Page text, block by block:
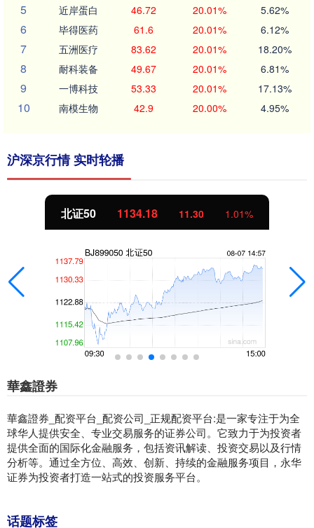
5 近岸蛋白 46.72 20.01% 5.62%
6 毕得医药 61.6 20.01% 6.12%
7 五洲医疗 83.62 20.01% 18.20%
8 耐科装备 49.67 20.01% 6.81%
9 一博科技 53.33 20.01% 17.13%
10 南模生物 42.9 20.00% 4.95%
沪深京行情 实时轮播
北证50 1134.18 11.30 1.01%
華鑫證券
華鑫證券_配资平台_配资公司_正规配资平台:是一家专注于为全
球华人提供安全、专业交易服务的证券公司。它致力于为投资者
提供全面的国际化金融服务，包括资讯解读、投资交易以及行情
分析等。通过全方位、高效、创新、持续的金融服务项目，永华
证券为投资者打造一站式的投资服务平台。
话题标签